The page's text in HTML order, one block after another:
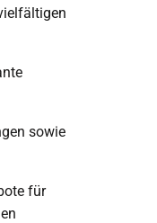
sowie
für